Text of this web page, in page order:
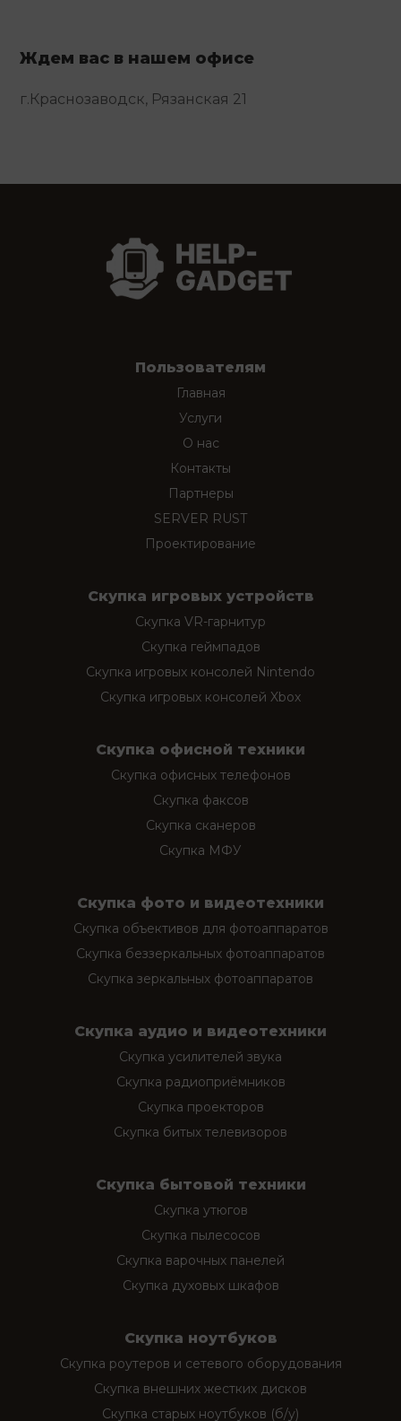
Ждем вас в нашем офисе
г.Краснозаводск, Рязанская 21
Пользователям
Главная
Услуги
О нас
Контакты
Партнеры
SERVER RUST
Проектирование
Скупка игровых устройств
Скупка VR-гарнитур
Скупка геймпадов
Скупка игровых консолей Nintendo
Скупка игровых консолей Xbox
Скупка офисной техники
Скупка офисных телефонов
Скупка факсов
Скупка сканеров
Скупка МФУ
Скупка фото и видеотехники
Скупка объективов для фотоаппаратов
Скупка беззеркальных фотоаппаратов
Скупка зеркальных фотоаппаратов
Скупка аудио и видеотехники
Скупка усилителей звука
Скупка радиоприёмников
Скупка проекторов
Скупка битых телевизоров
Скупка бытовой техники
Скупка утюгов
Скупка пылесосов
Скупка варочных панелей
Скупка духовых шкафов
Скупка ноутбуков
Скупка роутеров и сетевого оборудования
Скупка внешних жестких дисков
Скупка старых ноутбуков (б/у)